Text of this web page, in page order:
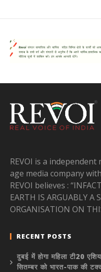
REVOI is a
age media company
REVOI believes :
EARTH IS ARGUABLY A
ORGANISATION ON
RECENT POSTS
दुबई में होगा महिला टी20
सितम्बर को भारत-पाक की